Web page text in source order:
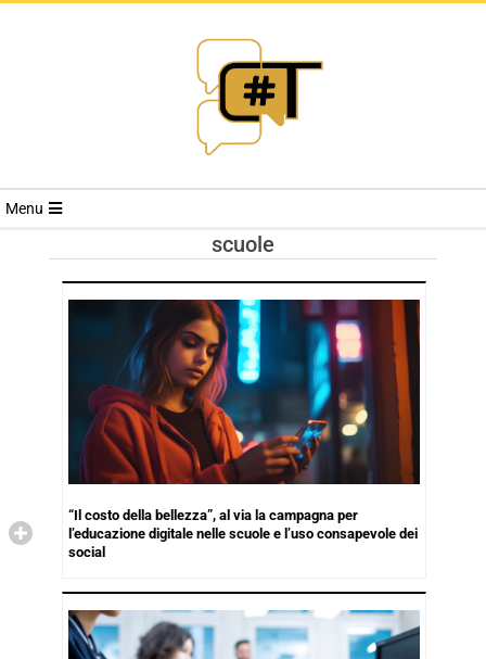
RIVISTA
TRENDS
Menu
scuole
“Il costo della bellezza”, al via la campagna per
l’educazione digitale nelle scuole e l’uso consapevole dei
social